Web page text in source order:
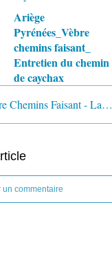
Ariège
Pyrénées_Vèbre
chemins faisant_
Entretien du chemin
de caychax
Association Vèbre Chemins Faisant - La grotte de la Turrière dans Caychax
un commentaire